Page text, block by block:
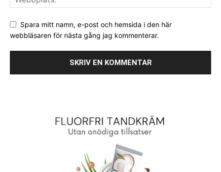
Spara mitt namn, e-post och hemsida i den här
webbläsaren för nästa gång jag kommenterar.